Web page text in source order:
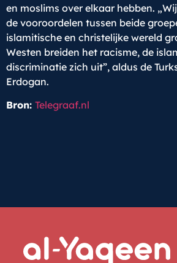
en moslims over elkaar hebben.
de vooroordelen tussen beide
islamitische en christelijke wereld
Westen breiden het racisme, de
discriminatie zich uit”, aldus de
Erdogan.
Bron: Telegraaf.nl